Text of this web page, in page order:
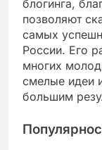
блогинга,
позволяют
самых
России. Его
многих
смелые идеи
большим